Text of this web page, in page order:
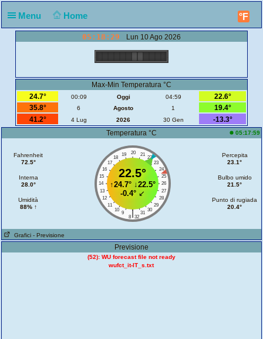
Menu Home °F
05:18:29 Lun 10 Ago 2026
Max-Min Temperatura °C
24.7°
00:09 Oggi 04:59
22.6°
35.8°
6 Agosto 1
19.4°
41.2°
4 Lug 2026 30 Gen
-13.3°
Temperatura °C
05:17:59
Fahrenheit
72.5°
Interna
28.0°
Umidità
88% ↑
20
19 21
18
22
17
23
16
24
15
25
14
26
13
27
12
28
11
29
10
30
9 31
|
8 32
22.5°
↑24.7°↓22.5°
-0.4°↙
Percepita
23.1°
Bulbo umido
21.5°
Punto di rugiada
20.4°
Grafici - Previsione
Previsione
(52): WU forecast file not ready
wufct_it-IT_s.txt